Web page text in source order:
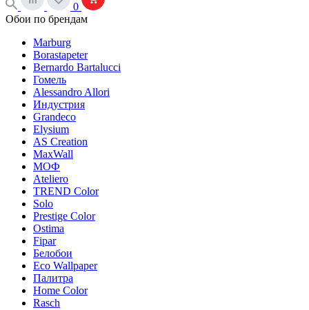
0
Обои по брендам
Marburg
Borastapeter
Bernardo Bartalucci
Гомель
Alessandro Allori
Индустрия
Grandeco
Elysium
AS Creation
MaxWall
МОФ
Ateliero
TREND Color
Solo
Prestige Color
Ostima
Fipar
Белобои
Eco Wallpaper
Палитра
Home Color
Rasch